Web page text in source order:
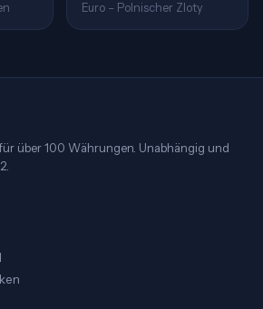
Euro – Polnischer Zloty
über 100 Währungen. Unabhängig und